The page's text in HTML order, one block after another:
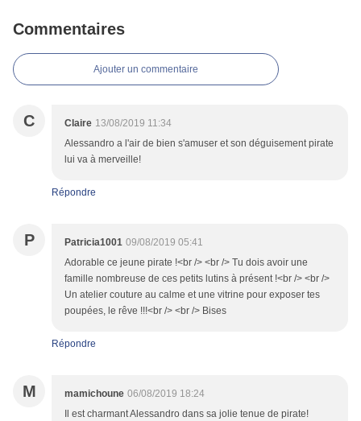
Commentaires
Ajouter un commentaire
C Claire 13/08/2019 11:34
Alessandro a l'air de bien s'amuser et son déguisement pirate
lui va à merveille!
Répondre
P Patricia1001 09/08/2019 05:41
Adorable ce jeune pirate !<br /> <br /> Tu dois avoir une
famille nombreuse de ces petits lutins à présent !<br /> <br />
Un atelier couture au calme et une vitrine pour exposer tes
poupées, le rêve !!!<br /> <br /> Bises
Répondre
M mamichoune 06/08/2019 18:24
Il est charmant Alessandro dans sa jolie tenue de pirate!